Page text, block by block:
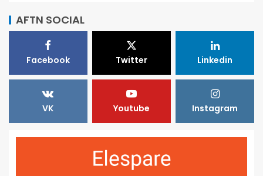
AFTN SOCIAL
Facebook Twitter Linkedin
VK Youtube Instagram